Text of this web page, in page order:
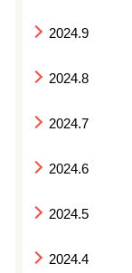
2024.9
2024.8
2024.7
2024.6
2024.5
2024.4